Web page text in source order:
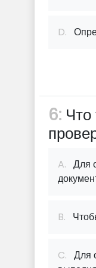
D.
6: Что
A. Для
B.
C. Для